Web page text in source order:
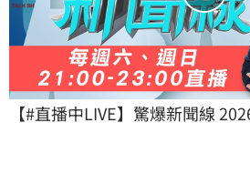
【#直播中LIVE】驚爆新聞線